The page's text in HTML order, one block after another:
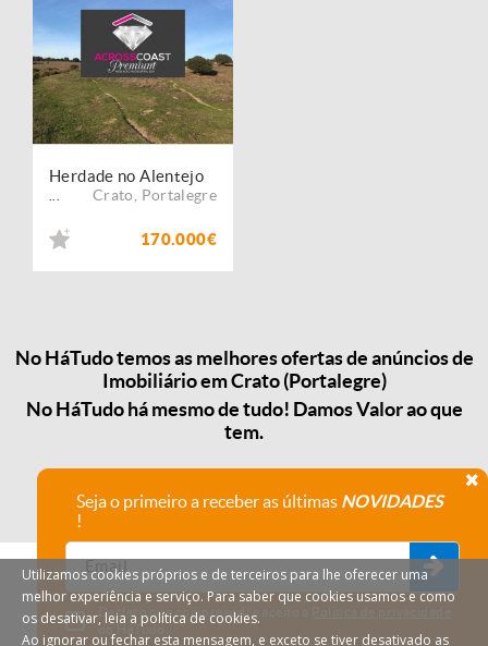
Herdade no Alentejo
Crato Portalegre
170.000€
No HáTudo temos as melhores ofertas de anúncios de
Imobiliário em Crato (Portalegre)
No HáTudo há mesmo de tudo! Damos Valor ao que
tem.
Seja o primeiro a receber as últimas NOVIDADES
!
Declaro que compreendi e aceito a Política de privacidade
do HáTudo.
Utilizamos cookies próprios e de terceiros para lhe oferecer uma
melhor experiência e serviço. Para saber que cookies usamos e como
os desativar, leia a política de cookies.
Ao ignorar ou fechar esta mensagem, e exceto se tiver desativado as